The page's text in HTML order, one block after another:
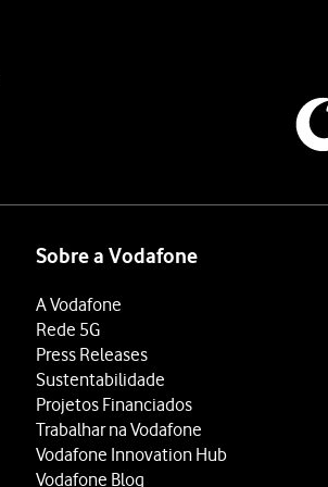
Sobre a Vodafone
A Vodafone
Rede 5G
Press Releases
Sustentabilidade
Projetos Financiados
Trabalhar na Vodafone
Vodafone Innovation Hub
Vodafone Blog